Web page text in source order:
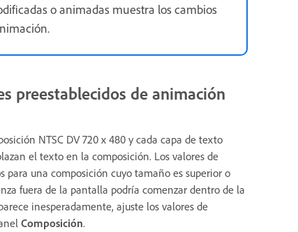
o animadas muestra los cambios
preestablecidos de animación
NTSC DV 720 x 480 y cada capa de texto
el texto en la composición. Los valores de
para una composición cuyo tamaño es superior o
fuera de la pantalla podría comenzar dentro de la
inesperadamente, ajuste los valores de
Composición.